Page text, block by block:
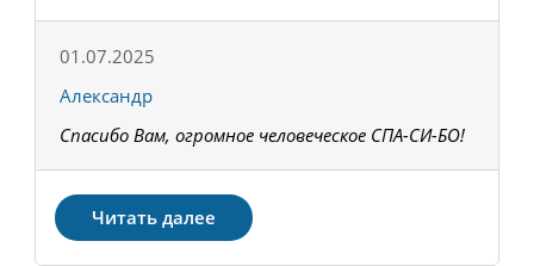
01.07.2025
Александр
Спасибо Вам, огромное человеческое СПА-СИ-БО!
Читать далее